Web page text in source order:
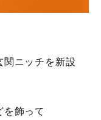
関ニッチを新設
を飾って